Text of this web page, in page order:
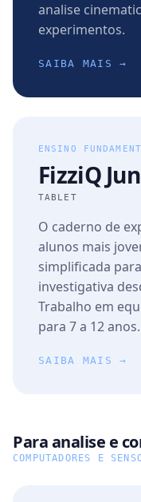
analise
experimentos.
SAIBA MAIS →
ENSINO
FizziQ
TABLET
O caderno de
alunos mais
simplificada
investigativa
Trabalho em
para 7 a 12 anos.
SAIBA MAIS →
Para analise e
COMPUTADORES E